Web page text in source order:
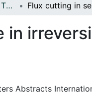
Thèses, 1910 - 2010 // Theses, 1910 - 2010
in
Abstracts